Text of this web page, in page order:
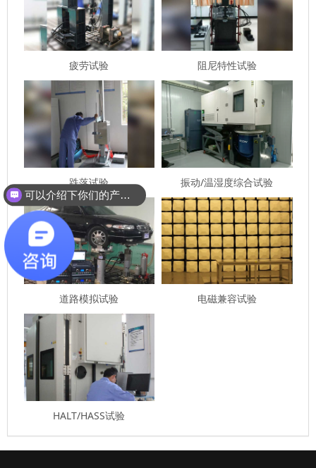
疲劳试验 阻尼特性试验
跌落试验 振动/温湿度综合试验
道路模拟试验 电磁兼容试验
HALT/HASS试验
可以介绍下你们的产品么？